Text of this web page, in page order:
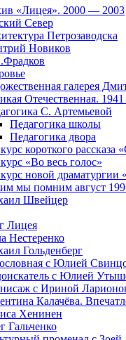
«Лицея». 2000 — 2003
Север
Петрозаводска
Новиков
галерея
Отечественная.
С. Артемьевой
Педагогика школы
Педагогика двора
короткого рассказа
«Во весь голос»
новой драматургии
мы помним август
Швейцер
Лицея
Нестеренко
Гольденберг
с Юлией
с Юлией
с Ириной
Калачёва.
Хенинен
Гальченко